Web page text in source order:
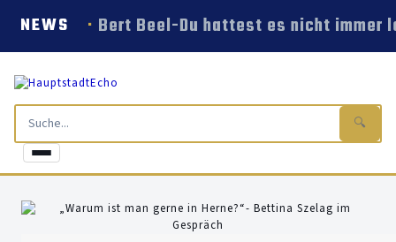
NEWS Bert Beel-Du hattest es nicht immer
🔍